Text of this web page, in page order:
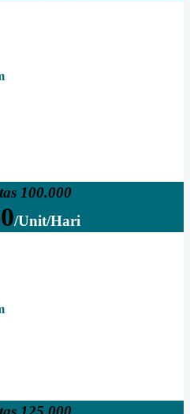
100.000
/Unit/Hari